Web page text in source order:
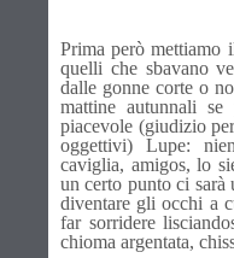
Prima però mettiamo
quelli che sbavano
dalle gonne corte o
mattine autunnali
piacevole (giudizio
oggettivi) Lupe:
caviglia, amigos, lo
un certo punto ci sarà
diventare gli occhi a
far sorridere
chioma argentata,